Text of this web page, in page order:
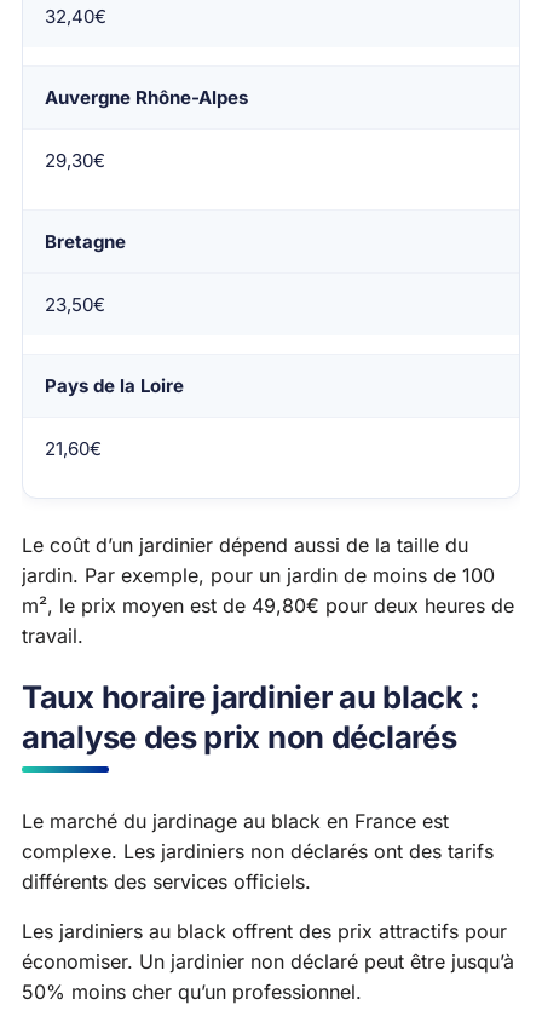
32,40€
Auvergne Rhône-Alpes
29,30€
Bretagne
23,50€
Pays de la Loire
21,60€
Le coût d’un jardinier dépend aussi de la taille du
jardin. Par exemple, pour un jardin de moins de 100
m², le prix moyen est de 49,80€ pour deux heures de
travail.
Taux horaire jardinier au black :
analyse des prix non déclarés
Le marché du jardinage au black en France est
complexe. Les jardiniers non déclarés ont des tarifs
différents des services officiels.
Les jardiniers au black offrent des prix attractifs pour
économiser. Un jardinier non déclaré peut être jusqu’à
50% moins cher qu’un professionnel.